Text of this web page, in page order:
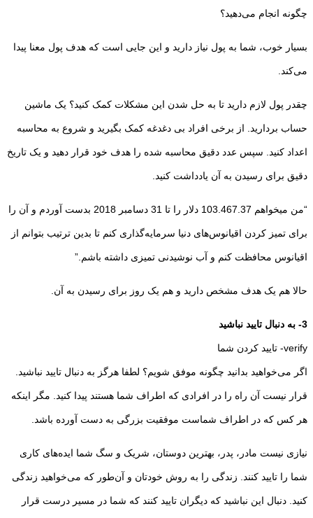
چگونه انجام می­‌دهید؟
بسیار خوب، شما به پول نیاز دارید و این جایی است که هدف پول معنا پیدا
می­‌کند.
چقدر پول لازم دارید تا به حل شدن این مشکلات کمک کنید؟ یک ماشین
حساب بردارید. از برخی افراد بی دغدغه کمک بگیرید و شروع به محاسبه
اعداد کنید. سپس عدد دقیق محاسبه شده را هدف خود قرار دهید و یک تاریخ
دقیق برای رسیدن به آن یادداشت کنید.
“من می­خواهم 103.467.37 دلار را تا 31 دسامبر 2018 بدست آوردم و آن را
برای تمیز کردن اقیانوس‌های دنیا سرمایه­‌گذاری کنم تا بدین ترتیب بتوانم از
اقیانوس محافظت کنم و آب نوشیدنی تمیزی داشته باشم.”
حالا هم یک هدف مشخص دارید و هم یک روز برای رسیدن به آن.
3- به دنبال تایید نباشید
verify- تایید کردن شما
اگر می‌خواهید بدانید چگونه موفق شویم؟ لطفا هرگز به دنبال تایید نباشید.
قرار نیست آن راه را در افرادی که اطراف شما هستند پیدا کنید. مگر اینکه
هر کس که در اطراف شماست موفقیت بزرگی به دست آورده باشد.
نیازی نیست مادر، پدر، بهترین دوستان، شریک و سگ شما ایده­‌های کاری
شما را تایید کنند. زندگی را به روش خودتان و آن‌طور که می­‌خواهید زندگی
کنید. دنبال این نباشید که دیگران تایید کنند که شما در مسیر درست قرار